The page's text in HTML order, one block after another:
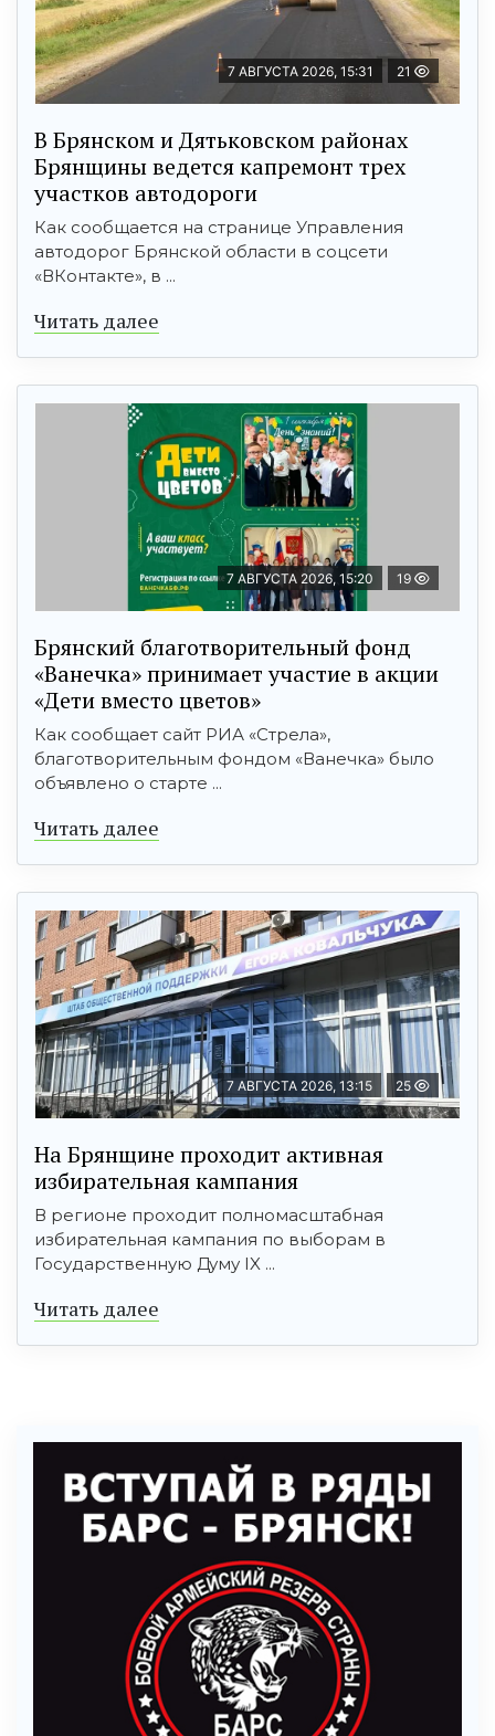
7 АВГУСТА 2026, 15:31 21
В Брянском и Дятьковском районах
Брянщины ведется капремонт трех
участков автодороги
Как сообщается на странице Управления
автодорог Брянской области в соцсети
«ВКонтакте», в ...
Читать далее
7 АВГУСТА 2026, 15:20 19
Брянский благотворительный фонд
«Ванечка» принимает участие в акции
«Дети вместо цветов»
Как сообщает сайт РИА «Стрела»,
благотворительным фондом «Ванечка» было
объявлено о старте ...
Читать далее
7 АВГУСТА 2026, 13:15 25
На Брянщине проходит активная
избирательная кампания
В регионе проходит полномасштабная
избирательная кампания по выборам в
Государственную Думу IX ...
Читать далее